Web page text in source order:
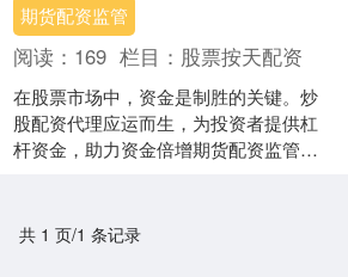
期货配资监管
阅读： 169 栏目： 股票按天配资
在股票市场中，资金是制胜的关键。炒
股配资代理应运而生，为投资者提供杠
杆资金，助力资金倍增期货配资监管，
共 1 页/1 条记录